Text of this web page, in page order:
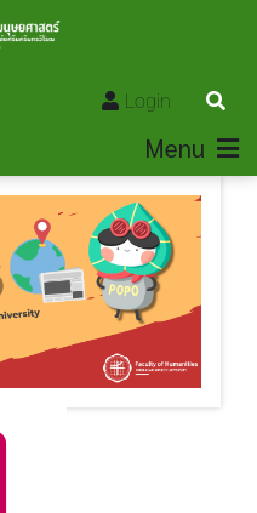
Login
Menu